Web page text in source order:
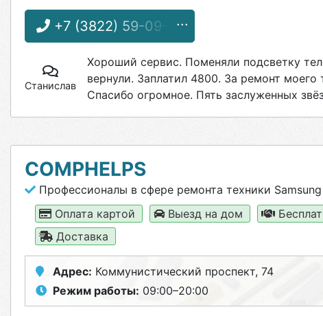
+7 (3822) 59-09-01
Станислав
Хороший сервис. Поменяли подсветку
вернули. Заплатил 4800. За ремонт
Спасибо огромное. Пять заслуженных
COMPHELPS
Профессионалы в сфере ремонта техники Samsung
Оплата картой
Выезд на дом
Доставка
Адрес: Коммунистический проспект, 74
Режим работы: 09:00–20:00